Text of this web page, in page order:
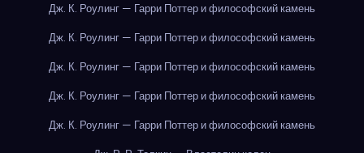
Дж. К. Роулинг — Гарри Поттер и философский камень
Дж. К. Роулинг — Гарри Поттер и философский камень
Дж. К. Роулинг — Гарри Поттер и философский камень
Дж. К. Роулинг — Гарри Поттер и философский камень
Дж. К. Роулинг — Гарри Поттер и философский камень